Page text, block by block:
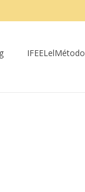
IFEELelMétodo